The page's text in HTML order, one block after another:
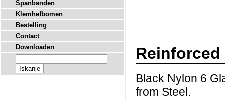
Black Nylon 6
from Steel.
Spanbanden
Klemhefbomen
Bestelling
Contact
Downloaden